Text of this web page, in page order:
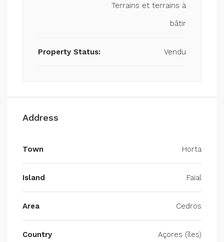
Terrains et terrains à
bâtir
Property Status: Vendu
Address
Town Horta
Island Faial
Area Cedros
Country Açores (îles)